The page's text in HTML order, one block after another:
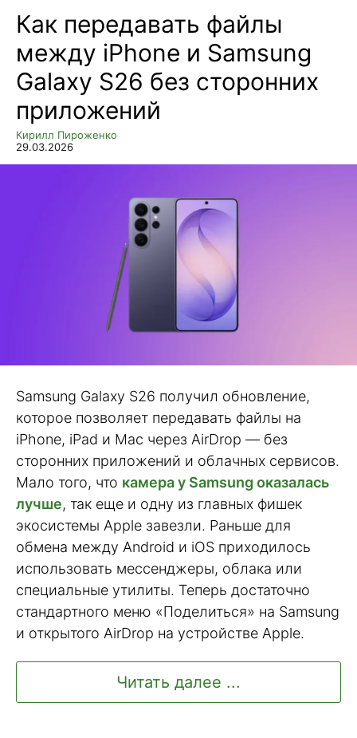
Как передавать файлы
между iPhone и Samsung
Galaxy S26 без сторонних
приложений
Кирилл Пироженко
29.03.2026
Samsung Galaxy S26 получил обновление,
которое позволяет передавать файлы на
iPhone, iPad и Mac через AirDrop — без
сторонних приложений и облачных сервисов.
Мало того, что камера у Samsung оказалась
лучше, так еще и одну из главных фишек
экосистемы Apple завезли. Раньше для
обмена между Android и iOS приходилось
использовать мессенджеры, облака или
специальные утилиты. Теперь достаточно
стандартного меню «Поделиться» на Samsung
и открытого AirDrop на устройстве Apple.
Читать далее ...